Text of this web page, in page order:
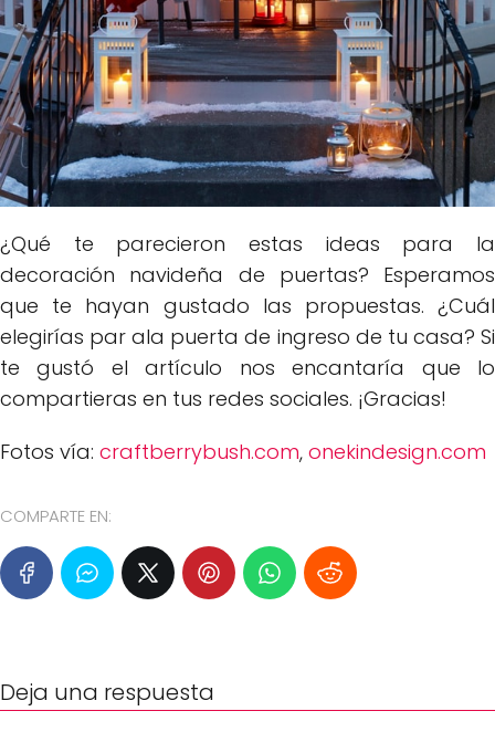
¿Qué te parecieron estas ideas para la
decoración navideña de puertas? Esperamos
que te hayan gustado las propuestas. ¿Cuál
elegirías par ala puerta de ingreso de tu casa? Si
te gustó el artículo nos encantaría que lo
compartieras en tus redes sociales. ¡Gracias!
Fotos vía: craftberrybush.com, onekindesign.com
COMPARTE EN:
Deja una respuesta